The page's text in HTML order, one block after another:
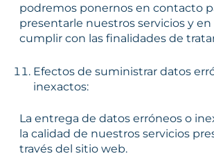
podremos ponernos en contacto
presentarle nuestros servicios y en
cumplir con las finalidades de
Efectos de suministrar datos
inexactos:
La entrega de datos erróneos o
la calidad de nuestros servicios
través del sitio web.